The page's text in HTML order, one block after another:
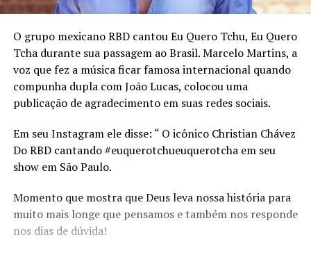
O grupo mexicano RBD cantou Eu Quero Tchu, Eu Quero
Tcha durante sua passagem ao Brasil. Marcelo Martins, a
voz que fez a música ficar famosa internacional quando
compunha dupla com João Lucas, colocou uma
publicação de agradecimento em suas redes sociais.
Em seu Instagram ele disse: “ O icônico Christian Chávez
Do RBD cantando #euquerotchueuquerotcha em seu
show em São Paulo.
Momento que mostra que Deus leva nossa história para
muito mais longe que pensamos e também nos responde
nos dias de dúvida!